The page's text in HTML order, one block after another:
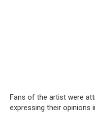
Fans of the artist were
expressing their opinions